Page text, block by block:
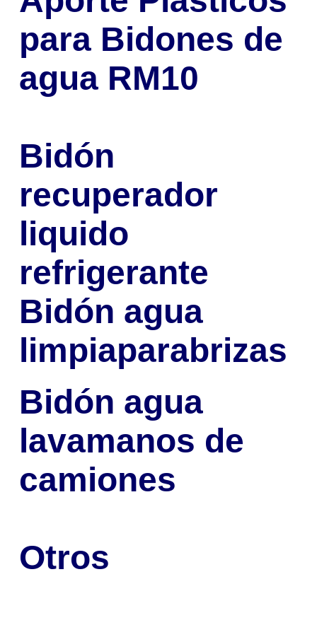
para Bidones de
agua RM10
Bidón
recuperador
liquido
refrigerante
Bidón agua
limpiaparabrizas
Bidón agua
lavamanos de
camiones
Otros